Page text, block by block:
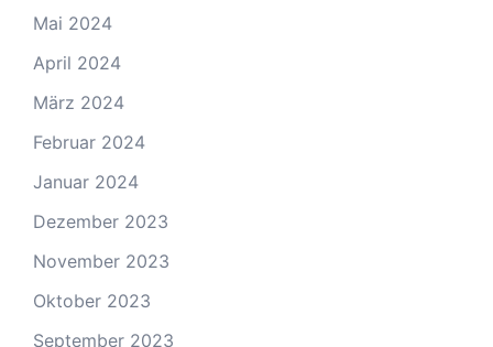
Mai 2024
April 2024
März 2024
Februar 2024
Januar 2024
Dezember 2023
November 2023
Oktober 2023
September 2023